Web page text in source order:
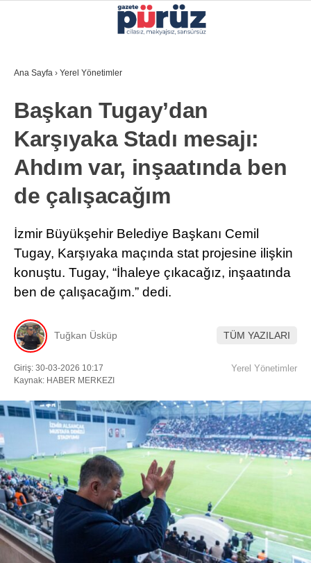
WhatsApp İhbar Hattı
Instagram
Youtube
TikTok
YEREL YÖNETIMLER
GÜNCEL
EKONOMI
POLITIKA
KÜLTÜR-SANAT
SPOR
Ana Sayfa › Yerel Yönetimler
Başkan Tugay’dan
Karşıyaka Stadı mesajı:
Ahdım var, inşaatında ben
de çalışacağım
İzmir Büyükşehir Belediye Başkanı Cemil
Tugay, Karşıyaka maçında stat projesine ilişkin
konuştu. Tugay, “İhaleye çıkacağız, inşaatında
ben de çalışacağım.” dedi.
Tuğkan Üsküp TÜM YAZILARI
Giriş: 30-03-2026 10:17
Kaynak: HABER MERKEZI
Yerel Yönetimler